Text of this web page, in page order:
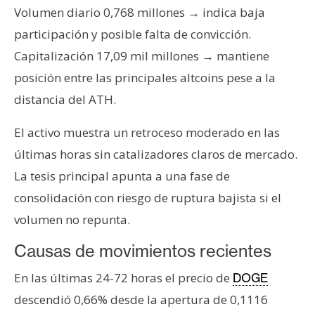
a
s
d
e
r
n
s
a
T
e
m
a
s
Volumen diario 0,768 millones → indica baja
participación y posible falta de convicción.
Capitalización 17,09 mil millones → mantiene
posición entre las principales altcoins pese a la
distancia del ATH.
El activo muestra un retroceso moderado en las
últimas horas sin catalizadores claros de mercado.
La tesis principal apunta a una fase de
consolidación con riesgo de ruptura bajista si el
volumen no repunta.
Causas de movimientos recientes
En las últimas 24-72 horas el precio de DOGE
descendió 0,66% desde la apertura de 0,1116